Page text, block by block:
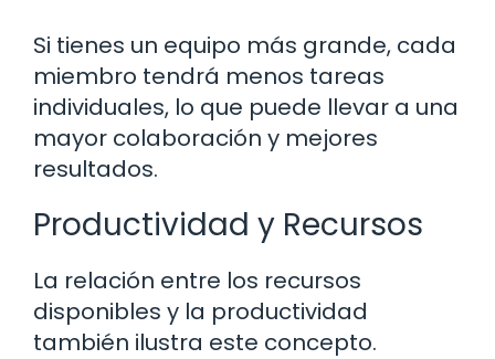
Si tienes un equipo más grande, cada
miembro tendrá menos tareas
individuales, lo que puede llevar a una
mayor colaboración y mejores
resultados.
Productividad y Recursos
La relación entre los recursos
disponibles y la productividad
también ilustra este concepto.